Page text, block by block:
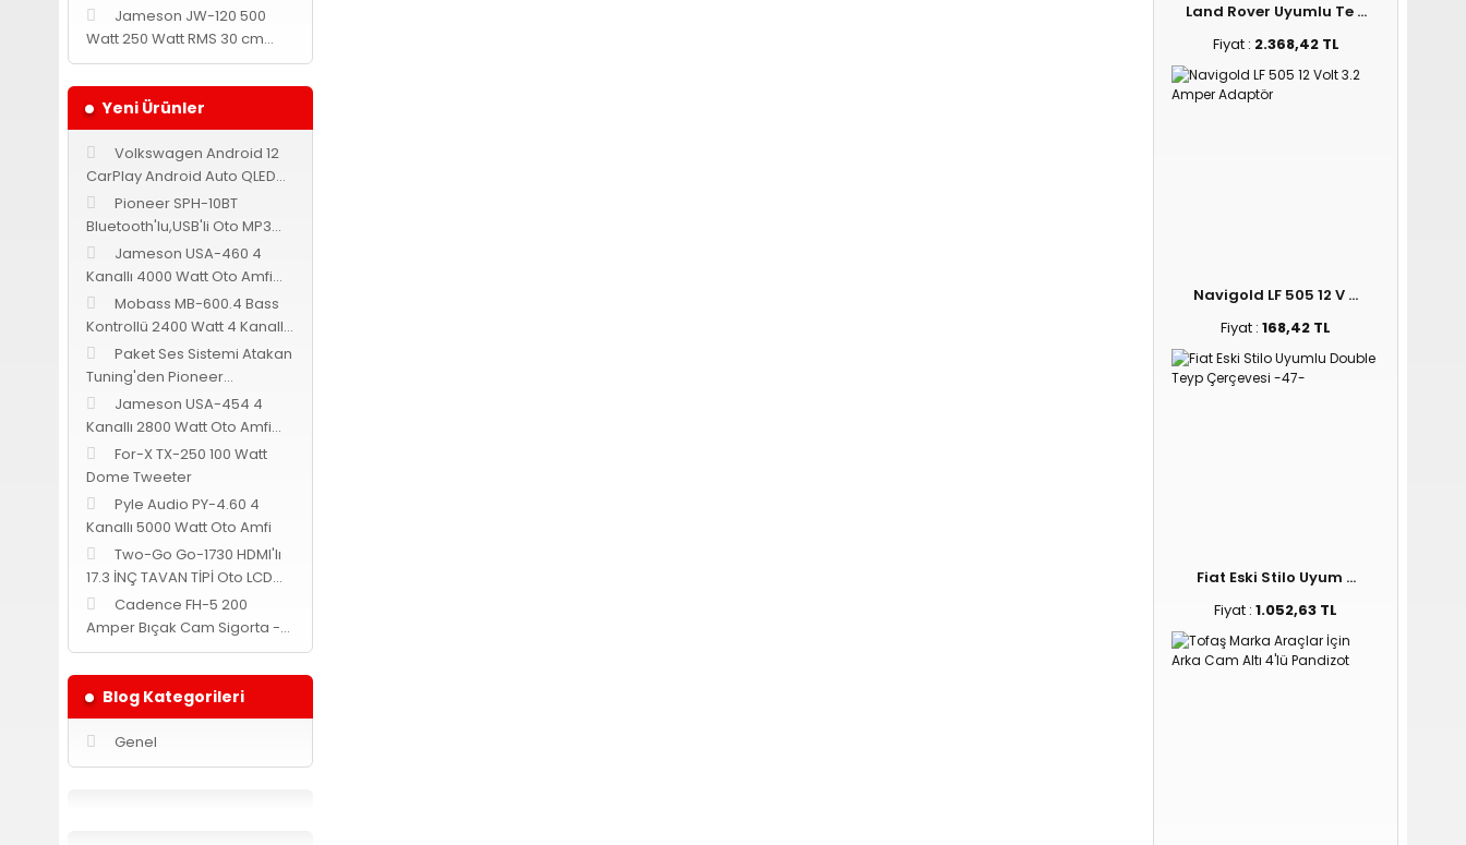
Jameson JW-120 500
Watt 250 Watt RMS 30 cm
Subwoofer
Yeni Ürünler
Volkswagen Android 12
CarPlay Android Auto QLED
Multimedya Navix
Pioneer SPH-10BT
Bluetooth'lu,USB'li Oto MP3
TeypJameson USA-460 4
Kanallı 4000 Watt Oto Amfi
Bass Kontrollü
Mobass MB-600.4 Bass
Kontrollü 2400 Watt 4 Kanallı
Oto Amfi
Paket Ses Sistemi Atakan
Tuning'den Pioneer
Cadence Jameson
Jameson USA-454 4
Kanallı 2800 Watt Oto Amfi
Bass Kontrollü
For-X TX-250 100 Watt
Dome Tweeter
Pyle Audio PY-4.60 4
Kanallı 5000 Watt Oto Amfi
Two-Go Go-1730 HDMI'lı
17.3 İNÇ TAVAN TİPİ Oto LCD
MONİTÖR -Siyah-
Cadence FH-5 200
Amper Bıçak Cam Sigorta -
Yuvarlak-
Blog Kategorileri
Genel
Land Rover Uyumlu Te ...
Fiyat : 2.368,42 TL
Navigold LF 505 12 V ...
Fiyat :168,42 TL
Fiat Eski Stilo Uyum ...
Fiyat :1.052,63 TL